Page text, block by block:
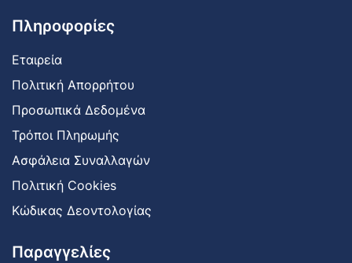
Πληροφορίες
Εταιρεία
Πολιτική Απορρήτου
Προσωπικά Δεδομένα
Τρόποι Πληρωμής
Ασφάλεια Συναλλαγών
Πολιτική Cookies
Κώδικας Δεοντολογίας
Παραγγελίες